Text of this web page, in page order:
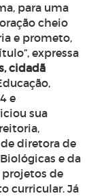
para uma
cheio
e prometo,
expressa
cidadã
e
sua
diretora de
e da
projetos de
curricular. Já